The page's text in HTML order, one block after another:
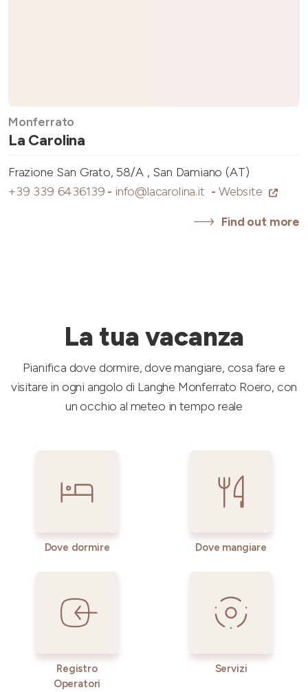
Monferrato
La Carolina
Frazione San Grato, 58/A , San Damiano (AT)
+39 339 6436139 - info@lacarolina.it - Website
Find out more
La tua vacanza
Pianifica dove dormire, dove mangiare, cosa fare e
visitare in ogni angolo di Langhe Monferrato Roero, con
un occhio al meteo in tempo reale
Dove dormire Dove mangiare
Registro
Operatori
Servizi